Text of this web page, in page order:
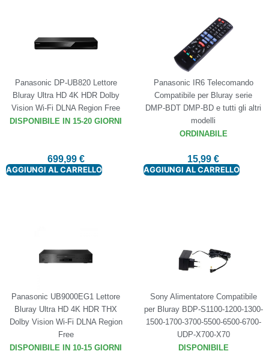
Panasonic DP-UB820 Lettore
Bluray Ultra HD 4K HDR Dolby
Vision Wi-Fi DLNA Region Free
DISPONIBILE IN 15-20 GIORNI
699,99 €
AGGIUNGI AL CARRELLO
Panasonic IR6 Telecomando
Compatibile per Bluray serie
DMP-BDT DMP-BD e tutti gli altri
modelli
ORDINABILE
15,99 €
AGGIUNGI AL CARRELLO
Panasonic UB9000EG1 Lettore
Bluray Ultra HD 4K HDR THX
Dolby Vision Wi-Fi DLNA Region
Free
DISPONIBILE IN 10-15 GIORNI
Sony Alimentatore Compatibile
per Bluray BDP-S1100-1200-1300-
1500-1700-3700-5500-6500-6700-
UDP-X700-X70
DISPONIBILE